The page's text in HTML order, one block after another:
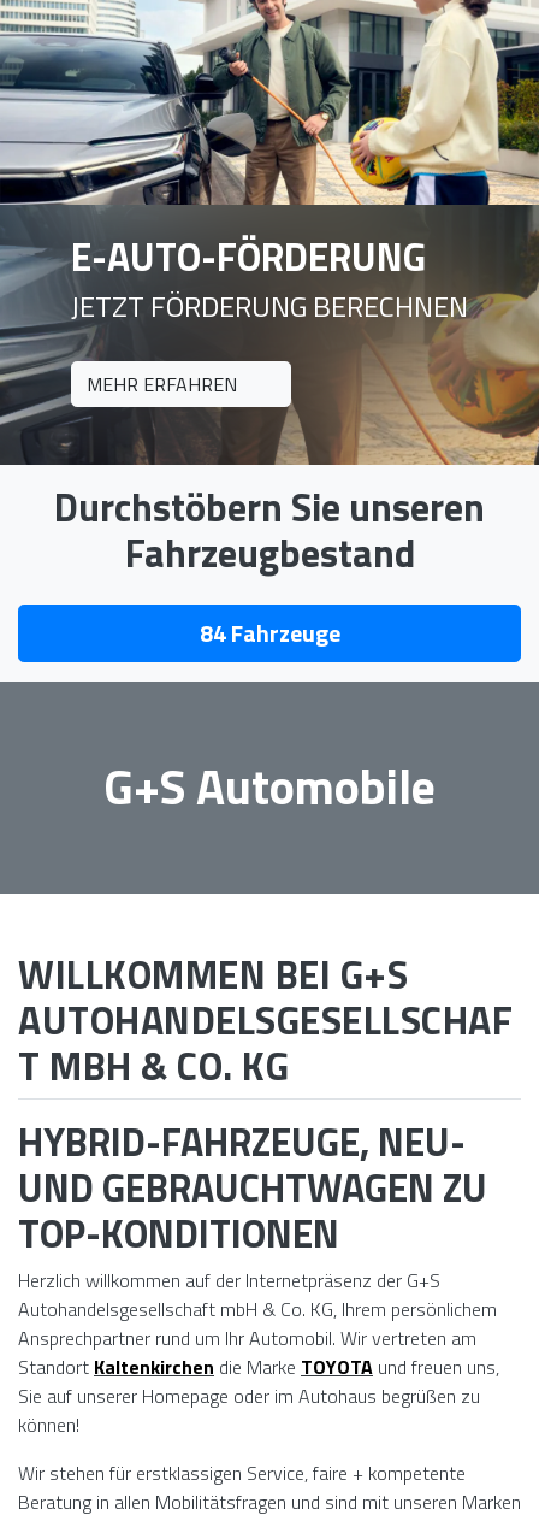
E-AUTO-FÖRDERUNG
JETZT FÖRDERUNG BERECHNEN
MEHR ERFAHREN
Durchstöbern Sie unseren
Fahrzeugbestand
84Fahrzeuge
G+S Automobile
seit 1979 in
WILLKOMMEN BEI G+S
AUTOHANDELSGESELLSCHAF
T MBH & CO. KG
HYBRID-FAHRZEUGE, NEU-
UND GEBRAUCHTWAGEN ZU
TOP-KONDITIONEN
Herzlich willkommen auf der Internetpräsenz der G+S
Autohandelsgesellschaft mbH & Co. KG, Ihrem persönlichem
Ansprechpartner rund um Ihr Automobil. Wir vertreten am
Standort Kaltenkirchen die Marke TOYOTA und freuen uns,
Sie auf unserer Homepage oder im Autohaus begrüßen zu
können!
Wir stehen für erstklassigen Service, faire + kompetente
Beratung in allen Mobilitätsfragen und sind mit unseren Marken